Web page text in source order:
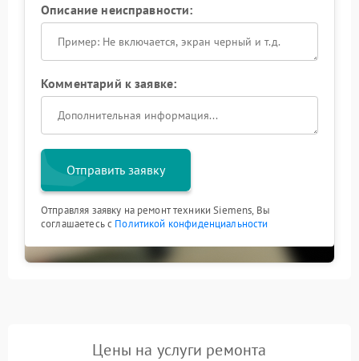
Описание неисправности:
Комментарий к заявке:
Отправить заявку
Отправляя заявку на ремонт техники Siemens, Вы
соглашаетесь с Политикой конфиденциальности
Цены на услуги ремонта